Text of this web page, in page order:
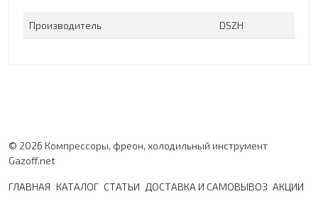
Производитель DSZH
© 2026 Компрессоры, фреон, холодильный инструмент
Gazoff.net
ГЛАВНАЯ КАТАЛОГ СТАТЬИ ДОСТАВКА И САМОВЫВОЗ АКЦИИ